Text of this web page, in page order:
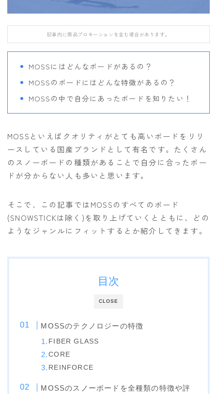
DEATH LABEL
DRAKE
FANATIC
HOLIDAY
JONES
K2
NIDECKER
NITRO
SALOMON
SCOOTER
SABRINA
記事内に商品プロモーションを含む場合があります。
MOSSにはどんなボードがあるの？
MOSSのボードにはどんな特徴があるの？
MOSSの中で自分にあったボードを知りたい！
MOSSといえばクオリティがとても高いボードをリリ
ースしている国産ブランドとして有名です。たくさん
のスノーボードの種類があることで自分に合ったボー
ドが分からない人も多いと思います。
そこで、この記事ではMOSSのすべてのボード
(SNOWSTICKは除く)を取り上げていくとともに、どの
ようなジャンルにフィットするとか紹介してきます。
CLOSE
目次
MOSSのテクノロジーの特徴
FIBER GLASS
CORE
REINFORCE
MOSSのスノーボードを全種類の特徴や評